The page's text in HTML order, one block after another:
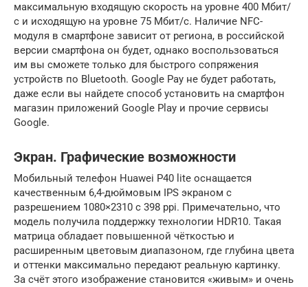
максимальную входящую скорость на уровне 400 Мбит/
с и исходящую на уровне 75 Мбит/с. Наличие NFC-
модуля в смартфоне зависит от региона, в российской
версии смартфона он будет, однако воспользоваться
им вы сможете только для быстрого сопряжения
устройств по Bluetooth. Google Pay не будет работать,
даже если вы найдете способ установить на смартфон
магазин приложений Google Play и прочие сервисы
Google.
Экран. Графические возможности
Мобильный телефон Huawei P40 lite оснащается
качественным 6,4-дюймовым IPS экраном с
разрешением 1080×2310 с 398 ppi. Примечательно, что
модель получила поддержку технологии HDR10. Такая
матрица обладает повышенной чёткостью и
расширенным цветовым диапазоном, где глубина цвета
и оттенки максимально передают реальную картинку.
За счёт этого изображение становится «живым» и очень